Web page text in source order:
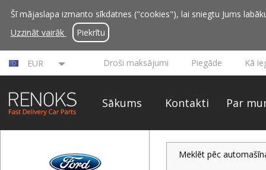
Šī mājaslapa izmanto sīkdatnes ("cookies"), lai sniegtu Jums
Uzzināt vairāk
Piekrītu
EUR Droši maksājumi Piegāde Kā
Sākums Kontakti Par
Meklēt pēc